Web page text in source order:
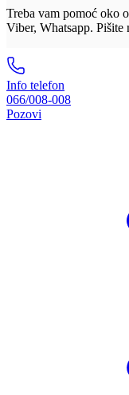
Treba vam pomoć oko
Viber, Whatsapp. Pišite
Info telefon
066/008-008
Pozovi